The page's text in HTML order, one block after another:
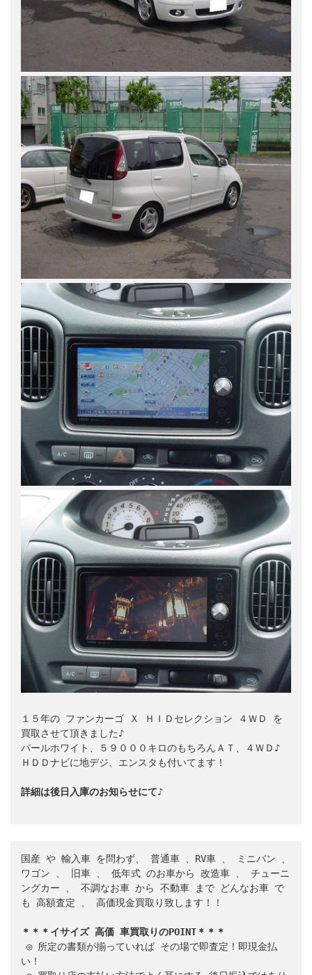
１５年の ファンカーゴ Ｘ ＨＩＤセレクション ４ＷＤ を
買取させて頂きました♪
パールホワイト、５９０００キロのもちろんＡＴ、４ＷＤ♪
ＨＤＤナビに地デジ、エンスタも付いてます！
詳細は後日入庫のお知らせにて♪
国産 や 輸入車 を問わず、 普通車 RV車 ミニバン
ワゴン
旧車 低年式 のお車から 改造車
チューニ
ングカー
不調なお車 から 不動車 まで どんなお車 で
も 高額査定 高価現金買取り致します！！
＊＊＊イサイズ 高価 車買取りのPOINT＊＊＊
◎ 所定の書類が揃っていれば その場で即査定！即現金払
い！